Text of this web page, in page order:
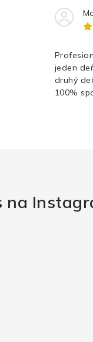
jeden
druhý
100%
na